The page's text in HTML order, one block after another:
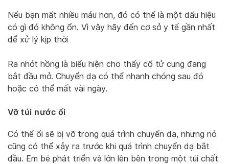
Nếu bạn mất nhiều máu hơn, đó có thể là một dấu hiệu
có gì đó không ổn. Vì vậy hãy đến cơ sở y tế gần nhất
để xử lý kịp thời
Ra nhớt hồng là biểu hiện cho thấy cổ tử cung đang
bắt đầu mở. Chuyển dạ có thể nhanh chóng sau đó
hoặc có thể mất vài ngày.
Vỡ túi nước ối
Có thể ối sẽ bị vỡ trong quá trình chuyển dạ, nhưng nó
cũng có thể xảy ra trước khi quá trình chuyển dạ bắt
đầu. Em bé phát triển và lớn lên bên trong một túi chất